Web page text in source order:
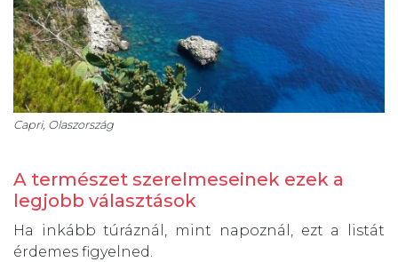
Capri, Olaszország
A természet szerelmeseinek ezek a
legjobb választások
Ha inkább túráznál, mint napoznál, ezt a listát
érdemes figyelned.